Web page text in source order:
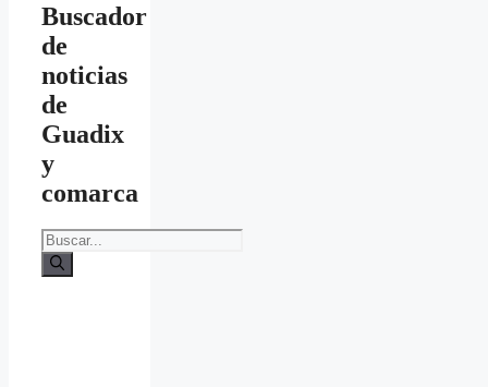
Buscador
de
noticias
de
Guadix
y
comarca
Buscar: